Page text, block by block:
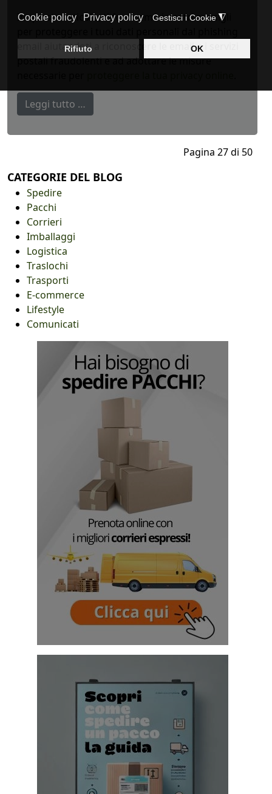
In questo articolo, ti forniremo i nostri consigli
email aiutandoti a riconoscere le email e i servizi
postali fraudolenti e ad adottare le misure
Leggi tutto …
Pagina 27 di 50
CATEGORIE DEL BLOG
Spedire
Pacchi
Corrieri
Imballaggi
Logistica
Traslochi
Trasporti
E-commerce
Lifestyle
Comunicati